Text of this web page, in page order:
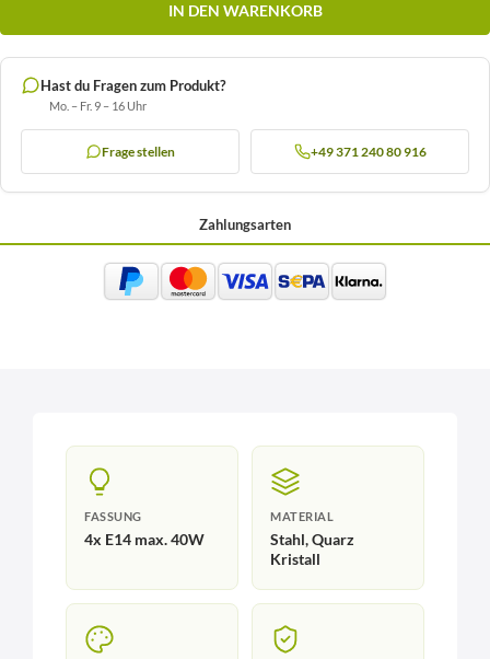
IN DEN WARENKORB
Hast du Fragen zum Produkt?
Mo. – Fr. 9 – 16 Uhr
Frage stellen +49 371 240 80 916
Zahlungsarten
FASSUNG
4x E14 max. 40W
MATERIAL
Stahl, Quarz
Kristall